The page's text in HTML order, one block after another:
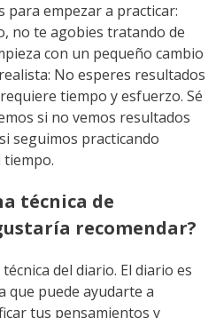
para empezar a practicar:
no te agobies tratando de
con un pequeño cambio
No esperes resultados
tiempo y esfuerzo. Sé
si no vemos resultados
seguimos practicando
tiempo.
técnica de
recomendar?
del diario. El diario es
que puede ayudarte a
tus pensamientos y